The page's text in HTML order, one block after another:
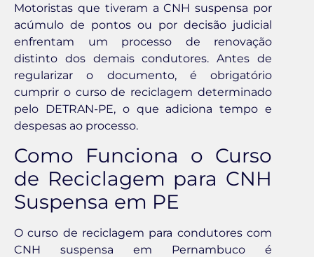
Motoristas que tiveram a CNH suspensa por
acúmulo de pontos ou por decisão judicial
enfrentam um processo de renovação
distinto dos demais condutores. Antes de
regularizar o documento, é obrigatório
cumprir o curso de reciclagem determinado
pelo DETRAN-PE, o que adiciona tempo e
despesas ao processo.
Como Funciona o Curso
de Reciclagem para CNH
Suspensa em PE
O curso de reciclagem para condutores com
CNH suspensa em Pernambuco é